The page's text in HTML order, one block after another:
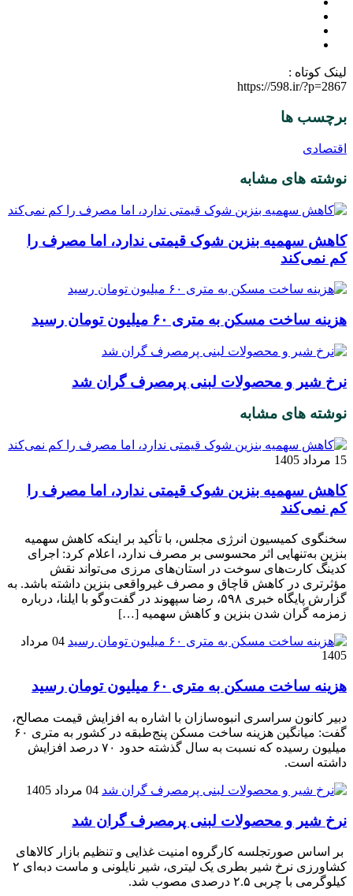
لینک کوتاه :
https://598.ir/?p=2867
برچسب ها
اقتصادی
نوشته های مشابه
کاهش سهمیه بنزین شوک قیمتی ندارد، اما مصرف را
کم نمی‌کند
هزینه ساخت مسکن به متری ۶۰ میلیون تومان رسید
نرخ شیر و محصولات لبنی پرمصرف گران شد
نوشته های مشابه
15 مرداد 1405
کاهش سهمیه بنزین شوک قیمتی ندارد، اما مصرف را
کم نمی‌کند
سخنگوی کمیسیون انرژی مجلس، با تأکید بر اینکه کاهش سهمیه
بنزین به‌تنهایی اثر محسوسی بر مصرف ندارد، اعلام کرد: اجرای
کدینگ کارت‌های سوخت در استان‌های مرزی می‌تواند نقش
مؤثرتری در کاهش قاچاق و مصرف غیرواقعی بنزین داشته باشد. به
گزارش پایگاه خبری ۵۹۸، رضا سپهوند در گفت‌وگو با ایلنا، درباره
زمزمه گران شدن بنزین و کاهش سهمیه […]
04 مرداد
1405
هزینه ساخت مسکن به متری ۶۰ میلیون تومان رسید
دبیر کانون سراسری انبوه‌سازان با اشاره به افزایش قیمت مصالح،
گفت: میانگین هزینه ساخت مسکن پنج‌طبقه در کشور به متری ۶۰
میلیون رسیده که نسبت به سال گذشته حدود ۷۰ درصد افزایش
داشته است.
04 مرداد 1405
نرخ شیر و محصولات لبنی پرمصرف گران شد
بر اساس صورتجلسه کارگروه امنیت غذایی و تنظیم بازار کالاهای
کشاورزی نرخ شیر بطری یک لیتری، شیر نایلونی و ماست دبه‌ای ۲
کیلوگرمی با چربی ۲.۵ درصدی مصوب شد.